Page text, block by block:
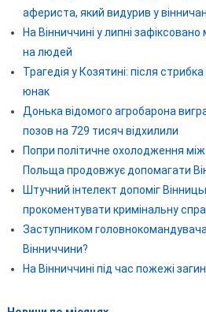
афериста, який видурив у
На Вінниччині у липні
на людей
Трагедія у Козятині: після
юнак
Донька відомого агробарона
позов на 729 тисяч відхилили
Попри політичне охолодження
Польща продовжує допомагати
Штучний інтелект допоміг
прокоментувати кримінальну
Заступником
Вінниччини?
На Вінниччині під час пожежі